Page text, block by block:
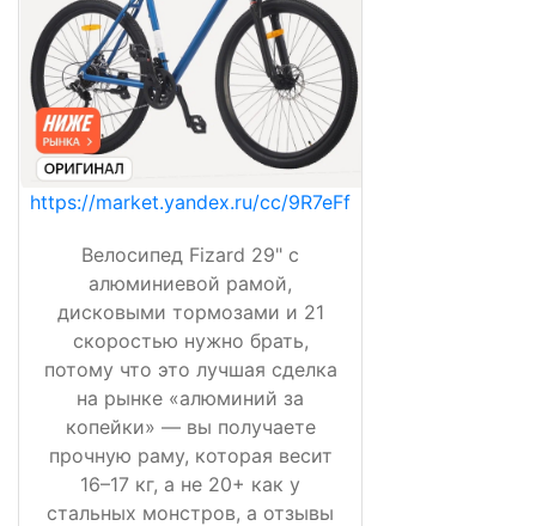
https://market.yandex.ru/cc/9R7eFf
Велосипед Fizard 29" с
алюминиевой рамой,
дисковыми тормозами и 21
скоростью нужно брать,
потому что это лучшая сделка
на рынке «алюминий за
копейки» — вы получаете
прочную раму, которая весит
16–17 кг, а не 20+ как у
стальных монстров, а отзывы